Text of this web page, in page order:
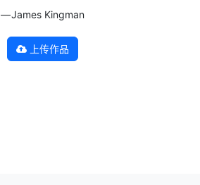
— James Kingman
上传作品